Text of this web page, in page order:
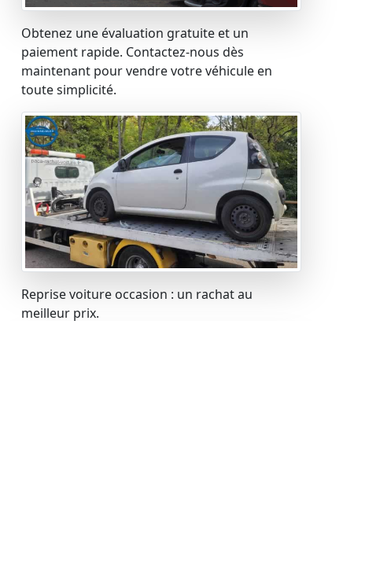
Obtenez une évaluation gratuite et un
paiement rapide. Contactez-nous dès
maintenant pour vendre votre véhicule en
toute simplicité.
Reprise voiture occasion : un rachat au
meilleur prix.